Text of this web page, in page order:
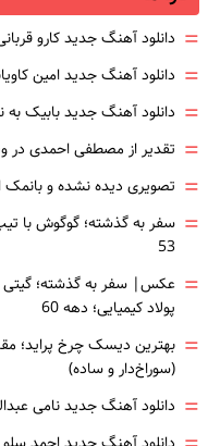
= دانلود آهنگ جدید کارو
= دانلود آهنگ جدید امین
= دانلود آهنگ جدید بابیک به
= تقدیر از مصطفی احمدی در
= تصویری دیده نشده و
=
53
= عکس| سفر به گذشته؛ گیتی
پولاد کیمیایی؛ دهه 60
= بهترین دیسک چرخ پراید؛
(سوراخ‌دار و ساده)
= دانلود آهنگ جدید نامی